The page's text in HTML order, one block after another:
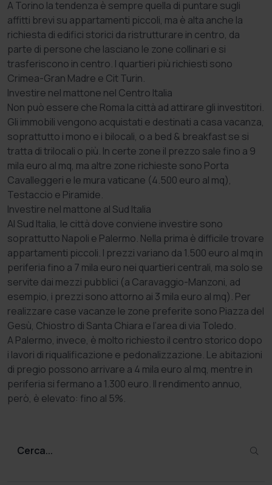
A Torino la tendenza è sempre quella di puntare sugli
affitti brevi su appartamenti piccoli, ma è alta anche la
richiesta di edifici storici da ristrutturare in centro, da
parte di persone che lasciano le zone collinari e si
trasferiscono in centro. I quartieri più richiesti sono
Crimea-Gran Madre e Cit Turin.
Investire nel mattone nel Centro Italia
Non può essere che Roma la città ad attirare gli investitori.
Gli immobili vengono acquistati e destinati a casa vacanza,
soprattutto i mono e i bilocali, o a bed & breakfast se si
tratta di trilocali o più. In certe zone il prezzo sale fino a 9
mila euro al mq, ma altre zone richieste sono Porta
Cavalleggeri e le mura vaticane (4.500 euro al mq),
Testaccio e Piramide.
Investire nel mattone al Sud Italia
Al Sud Italia, le città dove conviene investire sono
soprattutto Napoli e Palermo. Nella prima è difficile trovare
appartamenti piccoli. I prezzi variano da 1.500 euro al mq in
periferia fino a 7 mila euro nei quartieri centrali, ma solo se
servite dai mezzi pubblici (a Caravaggio-Manzoni, ad
esempio, i prezzi sono attorno ai 3 mila euro al mq). Per
realizzare case vacanze le zone preferite sono Piazza del
Gesù, Chiostro di Santa Chiara e l’area di via Toledo.
A Palermo, invece, è molto richiesto il centro storico dopo
i lavori di riqualificazione e pedonalizzazione. Le abitazioni
di pregio possono arrivare a 4 mila euro al mq, mentre in
periferia si fermano a 1.300 euro. Il rendimento annuo,
però, è elevato: fino al 5%.